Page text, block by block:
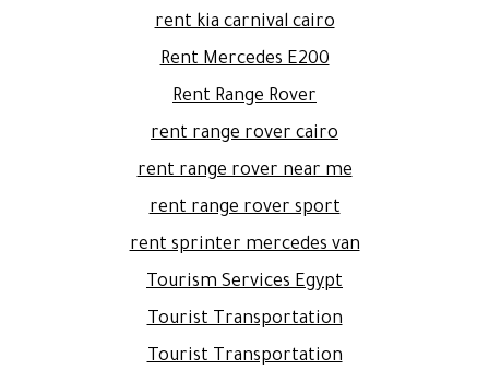
rent kia carnival cairo
Rent Mercedes E200
Rent Range Rover
rent range rover cairo
rent range rover near me
rent range rover sport
rent sprinter mercedes van
Tourism Services Egypt
Tourist Transportation
Tourist Transportation